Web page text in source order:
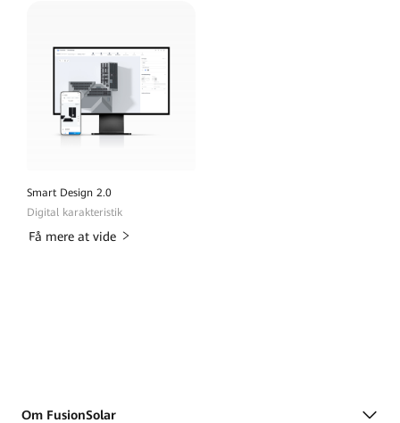
Smart Design 2.0
Digital karakteristik
Få mere at vide
Om FusionSolar